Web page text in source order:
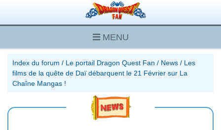
MENU
Index du forum / Le portail Dragon Quest Fan / News / Les
films de la quête de Daï débarquent le 21 Février sur La
Chaîne Mangas !